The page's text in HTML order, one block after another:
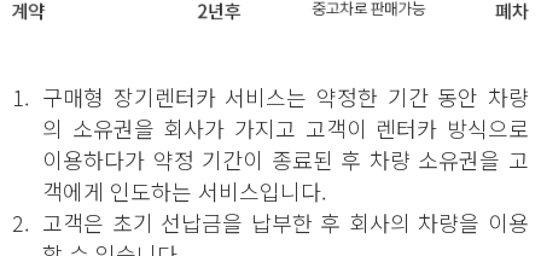
1. 구매형 장기렌터카 서비스는 약정한 기간 동안 차량
의 소유권을 회사가 가지고 고객이 렌터카 방식으로
이용하다가 약정 기간이 종료된 후 차량 소유권을 고
객에게 인도하는 서비스입니다.
2. 고객은 초기 선납금을 납부한 후 회사의 차량을 이용